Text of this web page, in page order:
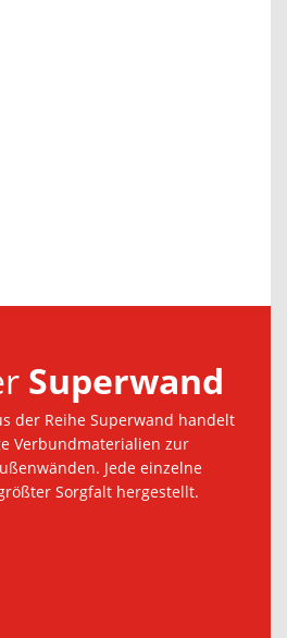
Superwand
der Reihe Superwand handelt
Verbundmaterialien zur
Jede einzelne
Sorgfalt hergestellt.